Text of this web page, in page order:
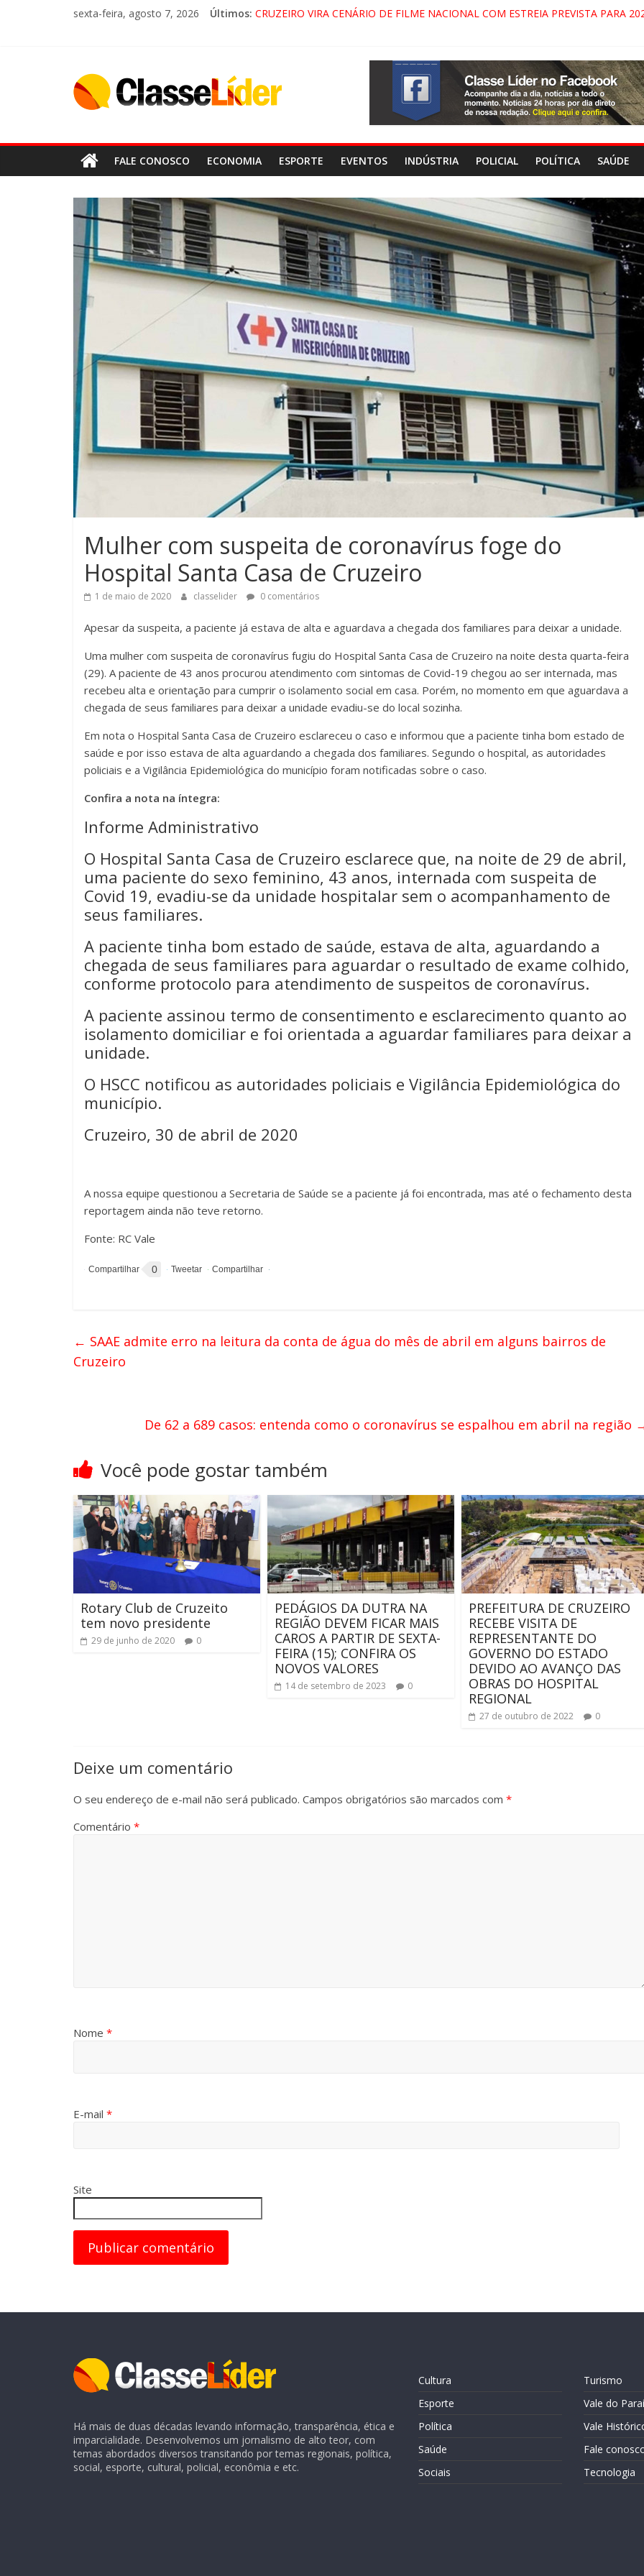
sexta-feira, agosto 7, 2026 Últimos: CRUZEIRO VIRA CENÁRIO DE FILME NACIONAL COM ESTREIA PREVISTA PARA
ACESSO À APARECIDA NA DUTRA SERÁ BLOQUEADO NO FIM DE SEMANA;
LORENA, PINDAMONHANGABA E QUELUZ NA RETA FINAL PELA FÁBRICA DA
FALE CONOSCO ECONOMIA ESPORTE EVENTOS INDÚSTRIA POLICIAL POLÍTICA SAÚDE
Mulher com suspeita de coronavírus foge do
Hospital Santa Casa de Cruzeiro
1 de maio de 2020 classelider 0 comentários
Apesar da suspeita, a paciente já estava de alta e aguardava a chegada dos familiares para deixar a unidade.
Uma mulher com suspeita de coronavírus fugiu do Hospital Santa Casa de Cruzeiro na noite desta quarta-feira
(29). A paciente de 43 anos procurou atendimento com sintomas de Covid-19 chegou ao ser internada, mas
recebeu alta e orientação para cumprir o isolamento social em casa. Porém, no momento em que aguardava a
chegada de seus familiares para deixar a unidade evadiu-se do local sozinha.
Em nota o Hospital Santa Casa de Cruzeiro esclareceu o caso e informou que a paciente tinha bom estado de
saúde e por isso estava de alta aguardando a chegada dos familiares. Segundo o hospital, as autoridades
policiais e a Vigilância Epidemiológica do município foram notificadas sobre o caso.
Confira a nota na íntegra:
Informe Administrativo
O Hospital Santa Casa de Cruzeiro esclarece que, na noite de 29 de abril,
uma paciente do sexo feminino, 43 anos, internada com suspeita de
Covid 19, evadiu-se da unidade hospitalar sem o acompanhamento de
seus familiares.
A paciente tinha bom estado de saúde, estava de alta, aguardando a
chegada de seus familiares para aguardar o resultado de exame colhido,
conforme protocolo para atendimento de suspeitos de coronavírus.
A paciente assinou termo de consentimento e esclarecimento quanto ao
isolamento domiciliar e foi orientada a aguardar familiares para deixar a
unidade.
O HSCC notificou as autoridades policiais e Vigilância Epidemiológica do
município.
Cruzeiro, 30 de abril de 2020
A nossa equipe questionou a Secretaria de Saúde se a paciente já foi encontrada, mas até o fechamento desta
reportagem ainda não teve retorno.
Fonte: RC Vale
0
← SAAE admite erro na leitura da conta de água do mês de abril em alguns bairros de
Cruzeiro
De 62 a 689 casos: entenda como o coronavírus se espalhou em abril na região
Você pode gostar também
Rotary Club de Cruzeito
tem novo presidente
29 de junho de 2020 0
PEDÁGIOS DA DUTRA NA
REGIÃO DEVEM FICAR MAIS
CAROS A PARTIR DE SEXTA-
FEIRA (15); CONFIRA OS
NOVOS VALORES
14 de setembro de 2023 0
PREFEITURA DE CRUZEIRO
RECEBE VISITA DE
REPRESENTANTE DO
GOVERNO DO ESTADO
DEVIDO AO AVANÇO DAS
OBRAS DO HOSPITAL
REGIONAL
27 de outubro de 2022 0
Deixe um comentário
O seu endereço de e-mail não será publicado. Campos obrigatórios são marcados com *
Comentário *
Nome *
E-mail *
Site
Há mais de duas décadas levando informação, transparência, ética e
imparcialidade. Desenvolvemos um jornalismo de alto teor, com
temas abordados diversos transitando por temas regionais, política,
social, esporte, cultural, policial, econômia e etc.
Cultura
Esporte
Política
Saúde
Sociais
Turismo
Vale do
Vale
Fale
Tecnologia